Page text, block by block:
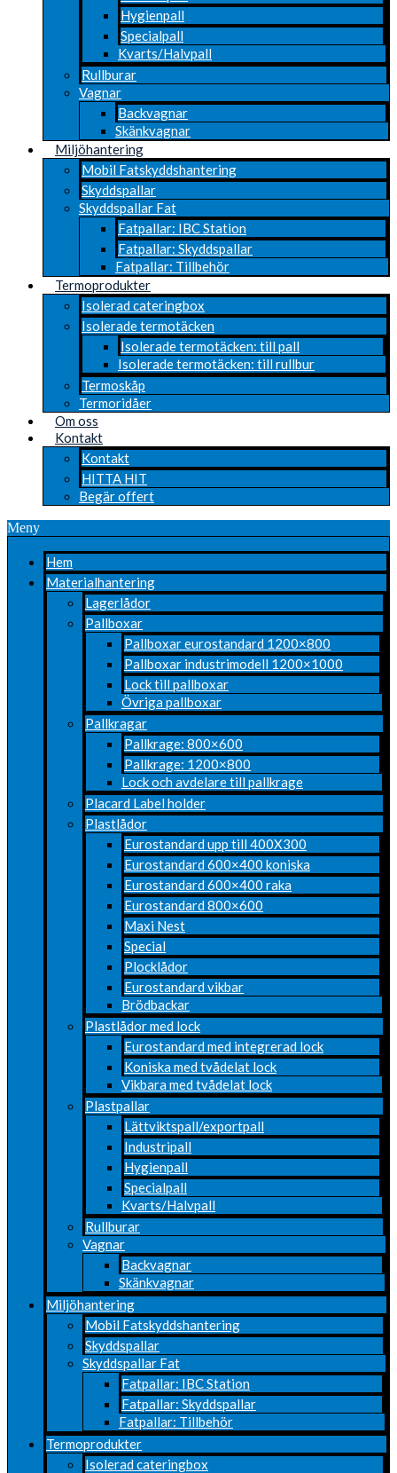
Hygienpall
Specialpall
Kvarts/Halvpall
Rullburar
Vagnar
Backvagnar
Skänkvagnar
Miljöhantering
Mobil Fatskyddshantering
Skyddspallar
Skyddspallar Fat
Fatpallar: IBC Station
Fatpallar: Skyddspallar
Fatpallar: Tillbehör
Termoprodukter
Isolerad cateringbox
Isolerade termotäcken
Isolerade termotäcken: till pall
Isolerade termotäcken: till rullbur
Termoskåp
Termoridåer
Om oss
Kontakt
Kontakt
HITTA HIT
Begär offert
Meny
Hem
Materialhantering
Lagerlådor
Pallboxar
Pallboxar eurostandard 1200×800
Pallboxar industrimodell 1200×1000
Lock till pallboxar
Övriga pallboxar
Pallkragar
Pallkrage: 800×600
Pallkrage: 1200×800
Lock och avdelare till pallkrage
Placard Label holder
Plastlådor
Eurostandard upp till 400X300
Eurostandard 600×400 koniska
Eurostandard 600×400 raka
Eurostandard 800×600
Maxi Nest
Special
Plocklådor
Eurostandard vikbar
Brödbackar
Plastlådor med lock
Eurostandard med integrerad lock
Koniska med tvådelat lock
Vikbara med tvådelat lock
Plastpallar
Lättviktspall/exportpall
Industripall
Hygienpall
Specialpall
Kvarts/Halvpall
Rullburar
Vagnar
Backvagnar
Skänkvagnar
Miljöhantering
Mobil Fatskyddshantering
Skyddspallar
Skyddspallar Fat
Fatpallar: IBC Station
Fatpallar: Skyddspallar
Fatpallar: Tillbehör
Termoprodukter
Isolerad cateringbox